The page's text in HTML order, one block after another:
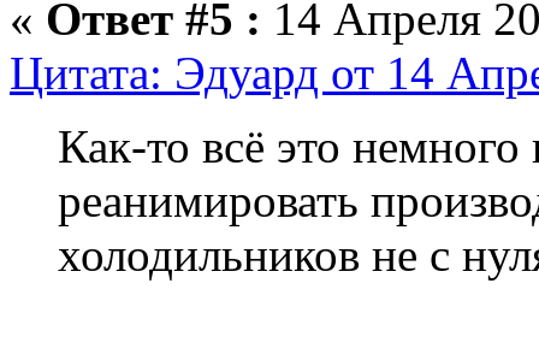
« Ответ #5 : 14 Апреля
Цитата: Эдуард от 14
Как-то всё это
реанимировать
холодильников не с